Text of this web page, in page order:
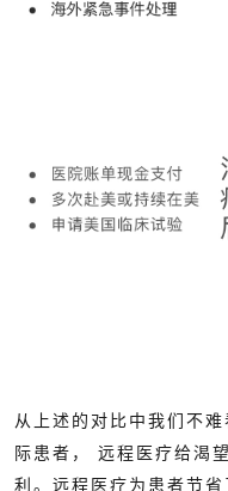
从上述的对比中我们不
际患者， 远程医疗给渴
利。远程医疗为患者节